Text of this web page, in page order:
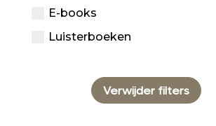
E-books
Luisterboeken
Verwijder filters